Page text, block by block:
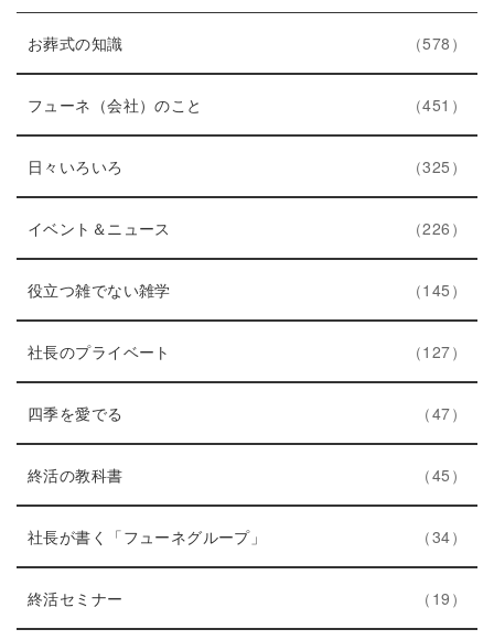
お葬式の知識
ン
ト
リ
数
578
フューネ（会社）のこと
ン
リ
数
451
日々いろいろ
ン
ト
リ
ー
数
325
イベント＆ニュース
ン
ト
リ
数
226
役立つ雑でない雑学エ
ン
リ
数
145
件
社長のプライベート
ン
リ
数
127
四季を愛でる
ン
ト
リ
ー
数
47
終活の教科書エ
ン
ト
リ
数
45
件
社長が書く「フューネグループ」
ン
リ
34
終活セミナー
ン
19